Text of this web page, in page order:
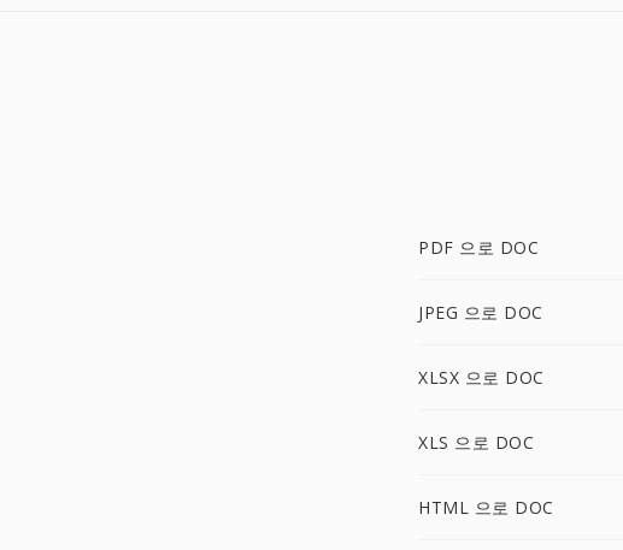
PDF 으로 DOC
JPEG 으로 DOC
XLSX 으로 DOC
XLS 으로 DOC
HTML 으로 DOC